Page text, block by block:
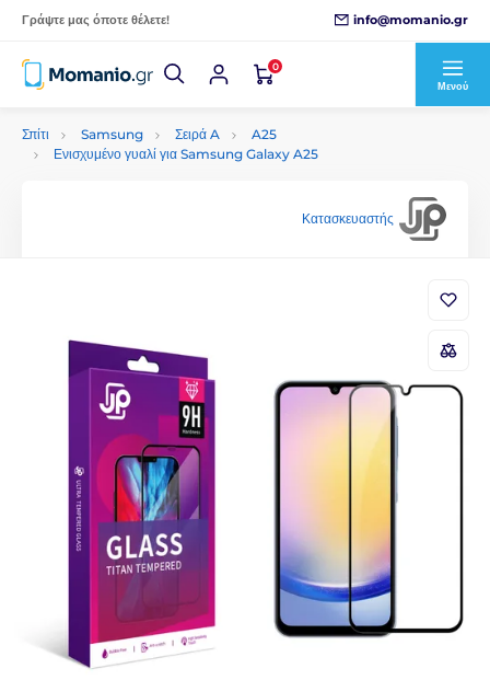
Γράψτε μας όποτε θέλετε! info@momanio.gr
0
Μενού
Σπίτι Samsung Σειρά A
A25
Ενισχυμένο γυαλί για Samsung Galaxy A25
Κατασκευαστής